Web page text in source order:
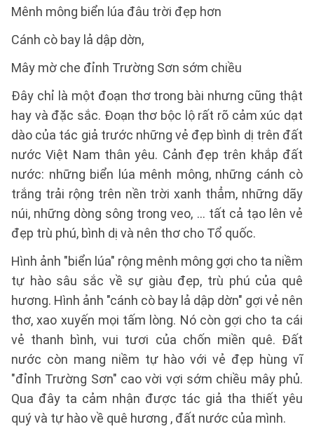
Mênh mông biển lúa đâu trời đẹp hơn
Cánh cò bay lả dập dờn,
Mây mờ che đỉnh Trường Sơn sớm chiều
Đây chỉ là một đoạn thơ trong bài nhưng cũng thật
hay và đặc sắc. Đoạn thơ bộc lộ rất rõ cảm xúc dạt
dào của tác giả trước những vẻ đẹp bình dị trên đất
nước Việt Nam thân yêu. Cảnh đẹp trên khắp đất
nước: những biển lúa mênh mông, những cánh cò
trắng trải rộng trên nền trời xanh thẳm, những dãy
núi, những dòng sông trong veo, ... tất cả tạo lên vẻ
đẹp trù phú, bình dị và nên thơ cho Tổ quốc.
Hình ảnh "biển lúa" rộng mênh mông gợi cho ta niềm
tự hào sâu sắc về sự giàu đẹp, trù phú của quê
hương. Hình ảnh "cánh cò bay lả dập dờn" gợi vẻ nên
thơ, xao xuyến mọi tấm lòng. Nó còn gợi cho ta cái
vẻ thanh bình, vui tươi của chốn miền quê. Đất
nước còn mang niềm tự hào với vẻ đẹp hùng vĩ
"đỉnh Trường Sơn" cao vời vợi sớm chiều mây phủ.
Qua đây ta cảm nhận được tác giả tha thiết yêu
quý và tự hào về quê hương , đất nước của mình.